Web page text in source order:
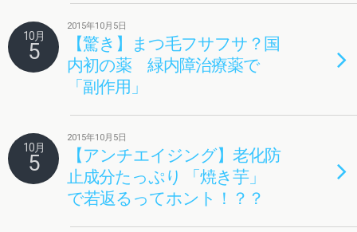
10月
5
2015年10月5日
【驚き】まつ毛フサフサ？国
内初の薬 緑内障治療薬で
「副作用」
10月
5
2015年10月5日
【アンチエイジング】老化防
止成分たっぷり 「焼き芋」
で若返るってホント！？？